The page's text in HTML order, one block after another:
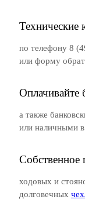
Технические
по телефону 8
или форму
Оплачивайте
а также
или наличными
Собственное
ходовых и
долговечных